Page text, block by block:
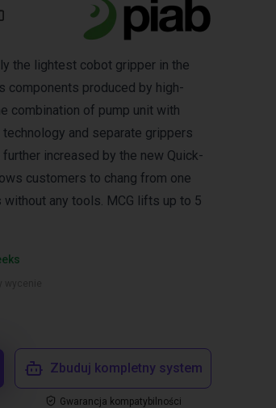
the lightest cobot gripper in the
components produced by high-
combination of pump unit with
and separate grippers
increased by the new Quick-
customers to chang from one
any tools. MCG lifts up to 5
Zbuduj kompletny system
Gwarancja kompatybilności